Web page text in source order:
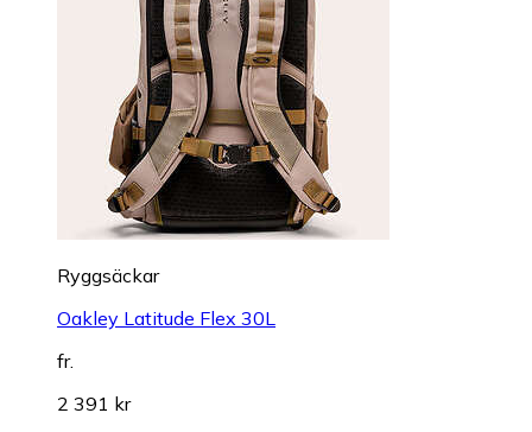
Ryggsäckar
Oakley Latitude Flex 30L
fr.
2 391 kr